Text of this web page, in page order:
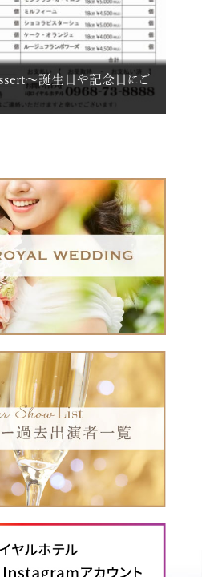
～誕生日や記念日にご